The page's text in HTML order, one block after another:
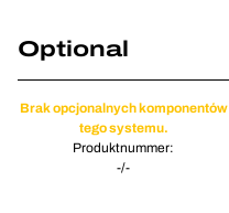
Optional
Brak opcjonalnych komponentów
tego systemu.
Produktnummer:
-/-